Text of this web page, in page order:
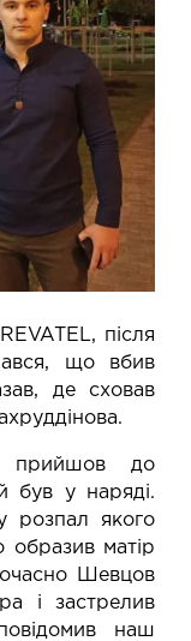
після
що вбив
де сховав
прийшов до
був у наряді.
розпал якого
образив матір
Шевцов
і застрелив
наш